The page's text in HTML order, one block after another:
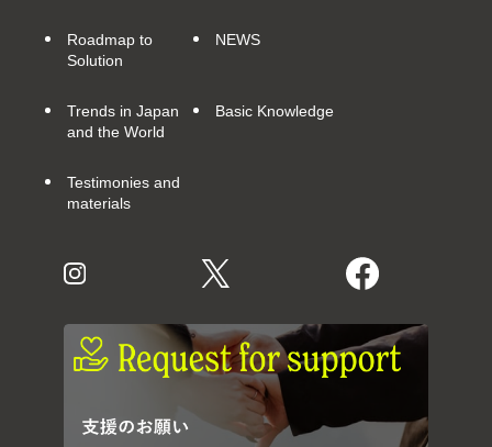
Roadmap to
Solution
NEWS
Trends in Japan
and the World
Basic Knowledge
Testimonies and
materials